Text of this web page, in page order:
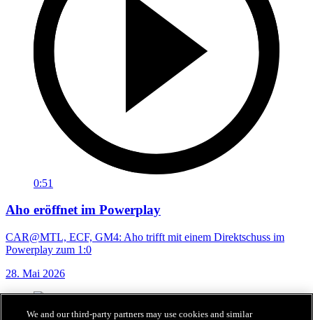
0:51
Aho eröffnet im Powerplay
CAR@MTL, ECF, GM4: Aho trifft mit einem Direktschuss im
Powerplay zum 1:0
28. Mai 2026
We and our third-party partners may use cookies and similar